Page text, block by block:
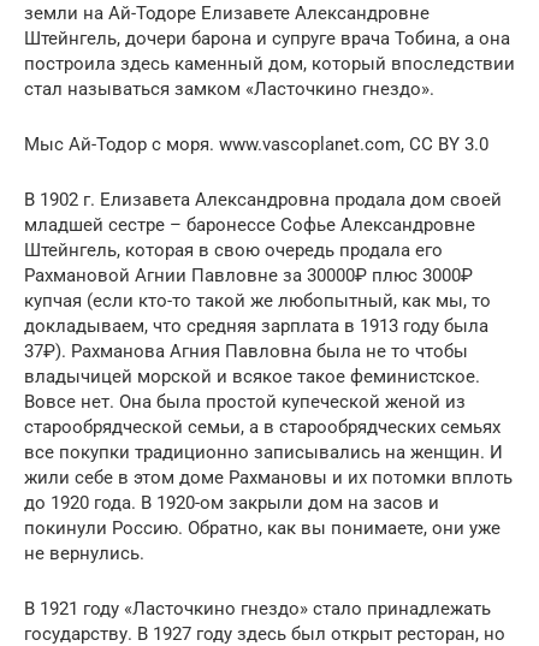
земли на Ай-Тодоре Елизавете Александровне
Штейнгель, дочери барона и супруге врача Тобина, а она
построила здесь каменный дом, который впоследствии
стал называться замком «Ласточкино гнездо».
Мыс Ай-Тодор с моря. www.vascoplanet.com, CC BY 3.0
В 1902 г. Елизавета Александровна продала дом своей
младшей сестре – баронессе Софье Александровне
Штейнгель, которая в свою очередь продала его
Рахмановой Агнии Павловне за 30000₽ плюс 3000₽
купчая (если кто-то такой же любопытный, как мы, то
докладываем, что средняя зарплата в 1913 году была
37₽). Рахманова Агния Павловна была не то чтобы
владычицей морской и всякое такое феминистское.
Вовсе нет. Она была простой купеческой женой из
старообрядческой семьи, а в старообрядческих семьях
все покупки традиционно записывались на женщин. И
жили себе в этом доме Рахмановы и их потомки вплоть
до 1920 года. В 1920-ом закрыли дом на засов и
покинули Россию. Обратно, как вы понимаете, они уже
не вернулись.
В 1921 году «Ласточкино гнездо» стало принадлежать
государству. В 1927 году здесь был открыт ресторан, но